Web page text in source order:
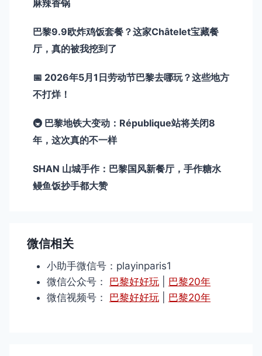
麻辣香锅
巴黎9.9欧炸鸡饭套餐？这家Châtelet宝藏餐
厅，真的被我挖到了
📅 2026年5月1日劳动节巴黎去哪玩？这些地方
不打烊！
🚇 巴黎地铁大变动：République站将关闭8
年，这次真的不一样
SHAN 山城手作：巴黎国风新餐厅，手作糖水
鳗鱼饭抄手都大赞
微信相关
小助手微信号：playinparis1
微信公众号： 巴黎好好玩
巴黎20年
微信视频号： 巴黎好好玩 巴黎20年